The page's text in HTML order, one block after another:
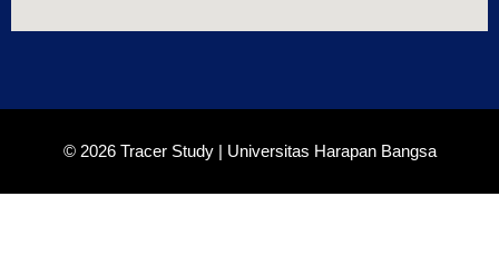
© 2026 Tracer Study | Universitas Harapan Bangsa